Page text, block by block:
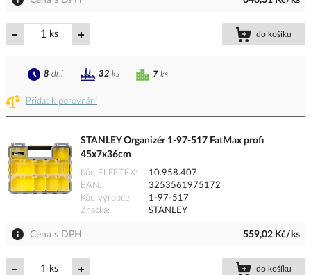
ks do košíku
Přidat k porovnání
7 ks
8 dní 32 ks
STANLEY Organizér 1-97-517 FatMax profi
45x7x36cm
Kód ELFETEX
10.958.407
EAN
3253561975172
Kód výrobce
1-97-517
Značka
STANLEY
Cena s DPH 559,02 Kč/ks
ks do košíku